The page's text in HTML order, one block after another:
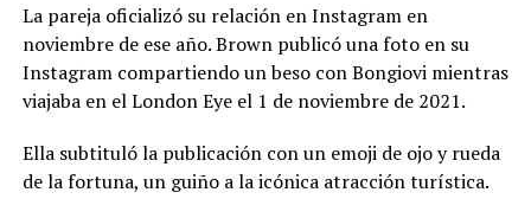
La pareja oficializó su relación en Instagram en
noviembre de ese año. Brown publicó una foto en su
Instagram compartiendo un beso con Bongiovi mientras
viajaba en el London Eye el 1 de noviembre de 2021.
Ella subtituló la publicación con un emoji de ojo y rueda
de la fortuna, un guiño a la icónica atracción turística.